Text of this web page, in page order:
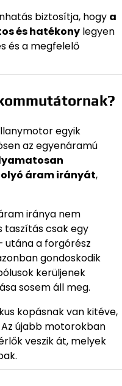
biztosítja, hogy a
és hatékony legyen
és a megfelelő
egyik
az egyenáramú
áram irányát,
iránya nem
taszítás csak egy
utána a forgórész
gondoskodik
kerüljenek
sosem áll meg.
kopásnak van kitéve,
újabb motorokban
veszik át, melyek